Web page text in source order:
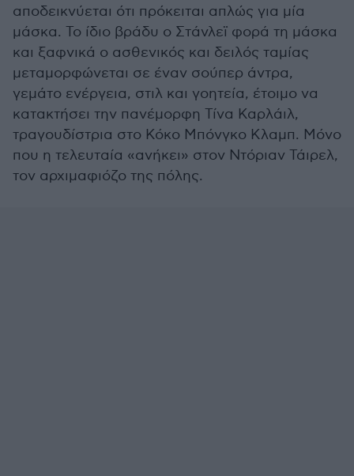
αποδεικνύεται ότι πρόκειται απλώς για μία
μάσκα. Το ίδιο βράδυ ο Στάνλεϊ φορά τη μάσκα
και ξαφνικά ο ασθενικός και δειλός ταμίας
μεταμορφώνεται σε έναν σούπερ άντρα,
γεμάτο ενέργεια, στιλ και γοητεία, έτοιμο να
κατακτήσει την πανέμορφη Τίνα Καρλάιλ,
τραγουδίστρια στο Κόκο Μπόνγκο Κλαμπ. Μόνο
που η τελευταία «ανήκει» στον Ντόριαν Τάιρελ,
τον αρχιμαφιόζο της πόλης.